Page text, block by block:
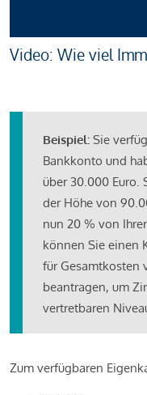
Video: Wie viel
Beispiel: Sie
Bankkonto und
über 30.000 Euro.
der Höhe von
nun 20 % von
können Sie einen
für Gesamtkosten
beantragen, um
vertretbaren
Zum verfügbaren